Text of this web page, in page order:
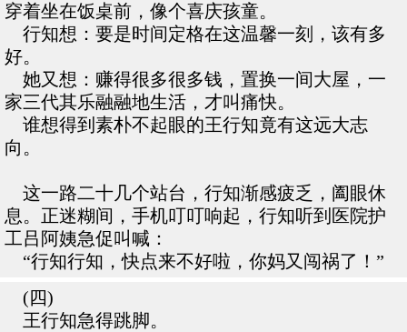
穿着坐在饭桌前，像个喜庆孩童。
行知想：要是时间定格在这温馨一刻，该有多
好。
她又想：赚得很多很多钱，置换一间大屋，一
家三代其乐融融地生活，才叫痛快。
谁想得到素朴不起眼的王行知竟有这远大志
向。
这一路二十几个站台，行知渐感疲乏，阖眼休
息。正迷糊间，手机叮叮响起，行知听到医院护
工吕阿姨急促叫喊：
“行知行知，快点来不好啦，你妈又闯祸了！”
(四)
王行知急得跳脚。